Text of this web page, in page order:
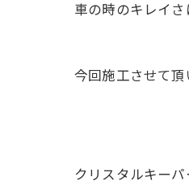
車の時のキレイさ
今回施工させて頂
クリスタルキー